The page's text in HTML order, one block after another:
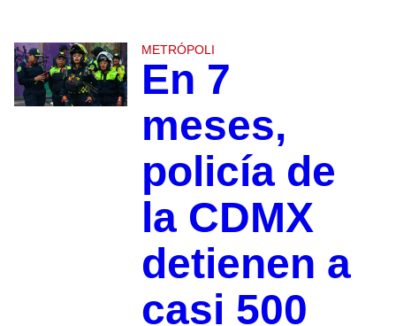
METRÓPOLI
En 7
meses,
policía de
la CDMX
detienen a
casi 500